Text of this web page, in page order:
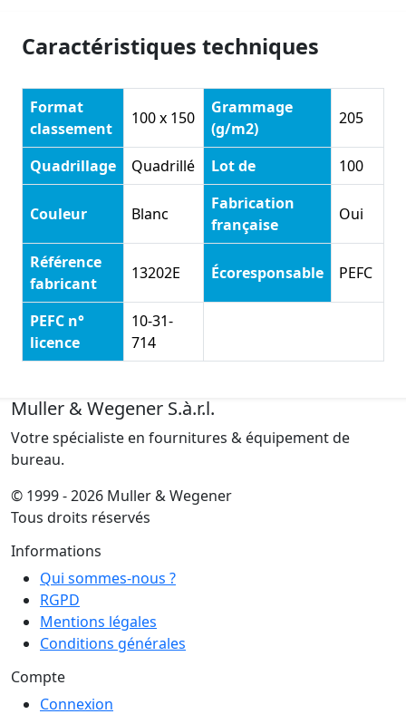
Caractéristiques techniques
Format
classement
100 x 150
Grammage
(g/m2)
205
Quadrillage Quadrillé Lot de 100
Couleur Blanc
Fabrication
française
Oui
Référence
fabricant
13202E Écoresponsable PEFC
PEFC n°
licence
10-31-
714
Muller & Wegener S.à.r.l.
Votre spécialiste en fournitures & équipement de
bureau.
© 1999 - 2026 Muller & Wegener
Tous droits réservés
Informations
Qui sommes-nous ?
RGPD
Mentions légales
Conditions générales
Compte
Connexion